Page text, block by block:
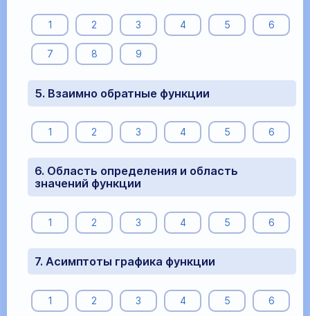
1 2 3 4 5 6
7 8 9
5. Взаимно обратные функции
1 2 3 4 5 6
6. Область определения и область
значений функции
1 2 3 4 5 6
7. Асимптоты графика функции
1 2 3 4 5 6